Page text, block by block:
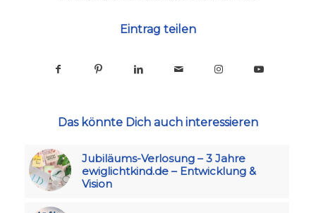
Eintrag teilen
Das könnte Dich auch interessieren
Jubiläums-Verlosung – 3 Jahre
ewiglichtkind.de – Entwicklung &
Vision